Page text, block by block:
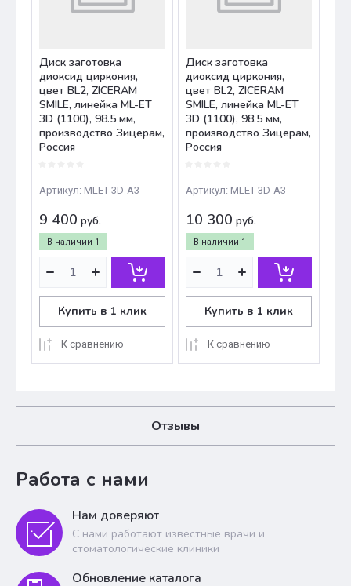
Диск заготовка
диоксид циркония,
цвет BL2, ZICERAM
SMILE, линейка ML-ET
3D (1100), 98.5 мм,
производство Зицерам,
Россия
Артикул: MLET-3D-A3
В наличии 1
9 400 руб.
Купить в 1 клик
К сравнению
Диск заготовка
диоксид циркония,
цвет BL2, ZICERAM
SMILE, линейка ML-ET
3D (1100), 98.5 мм,
производство Зицерам,
Россия
Артикул: MLET-3D-A3
В наличии 1
10 300 руб.
Купить в 1 клик
К сравнению
Отзывы
Работа с нами
Нам доверяют
С нами работают известные врачи и
стоматологические клиники
Обновление каталога